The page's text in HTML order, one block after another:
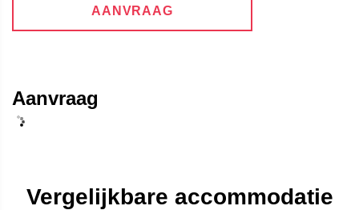
AANVRAAG
Aanvraag
Vergelijkbare accommodatie